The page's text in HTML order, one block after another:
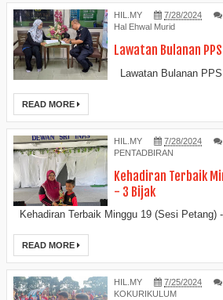
HIL.MY 7/28/2024
Hal Ehwal Murid
Lawatan Bulanan
Lawatan Bulanan
READ MORE
HIL.MY 7/28/2024
PENTADBIRAN
Kehadiran Terbaik
- 3 Bijak
Kehadiran Terbaik Minggu 19 (Sesi Petang)
READ MORE
HIL.MY 7/25/2024
KOKURIKULUM